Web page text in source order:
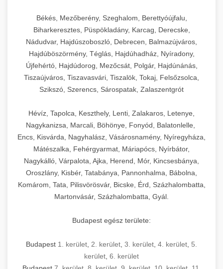
Békés, Mezőberény, Szeghalom, Berettyóújfalu,
Biharkeresztes, Püspökladány, Karcag, Derecske,
Nádudvar, Hajdúszoboszló, Debrecen, Balmazújváros,
Hajdúböszörmény, Téglás, Hajdúhadház, Nyíradony,
Újfehértó, Hajdúdorog, Mezőcsát, Polgár, Hajdúnánás,
Tiszaújváros, Tiszavasvári, Tiszalök, Tokaj, Felsőzsolca,
Szikszó, Szerencs, Sárospatak, Zalaszentgrót
Hévíz, Tapolca, Keszthely, Lenti, Zalakaros, Letenye,
Nagykanizsa, Marcali, Böhönye, Fonyód, Balatonlelle,
Encs, Kisvárda, Nagyhalász, Vásárosnamény, Nyíregyháza,
Mátészalka, Fehérgyarmat, Máriapócs, Nyírbátor,
Nagykálló, Várpalota, Ajka, Herend, Mór, Kincsesbánya,
Oroszlány, Kisbér, Tatabánya, Pannonhalma, Bábolna,
Komárom, Tata, Pilisvörösvár, Bicske, Érd, Százhalombatta,
Martonvásár, Százhalombatta, Gyál.
Budapest egész területe:
Budapest 1. kerület 2. kerület 3. kerület 4. kerület 5.
kerület 6. kerület